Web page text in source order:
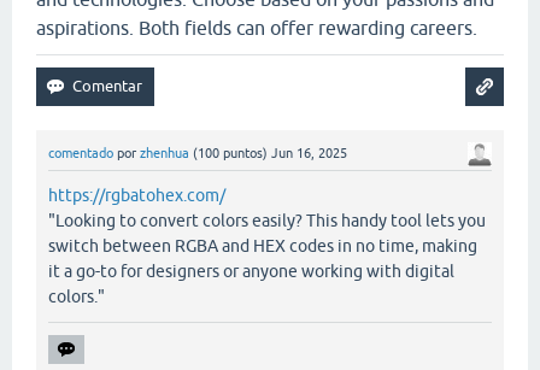
aspirations. Both fields can offer rewarding careers.
comentado por zhenhua (100 puntos) Jun 16, 2025
https://rgbatohex.com/
"Looking to convert colors easily? This handy tool lets you
switch between RGBA and HEX codes in no time, making
it a go-to for designers or anyone working with digital
colors."